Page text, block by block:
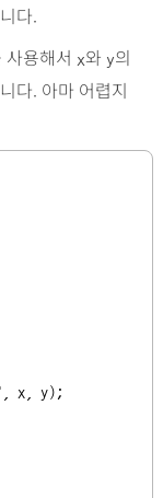
다.
용해서 x와 y의
다. 아마 어렵지
, x, y);